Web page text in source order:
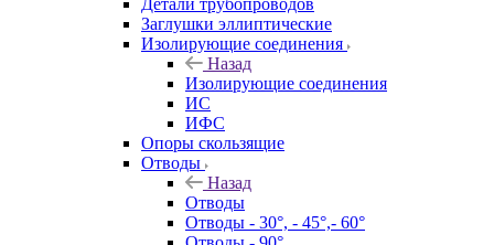
Заглушки эллиптические
Изолирующие соединения
Назад
Изолирующие соединения
ИС
ИФС
Опоры скользящие
Отводы
Назад
Отводы
Отводы - 30°, - 45°,- 60°